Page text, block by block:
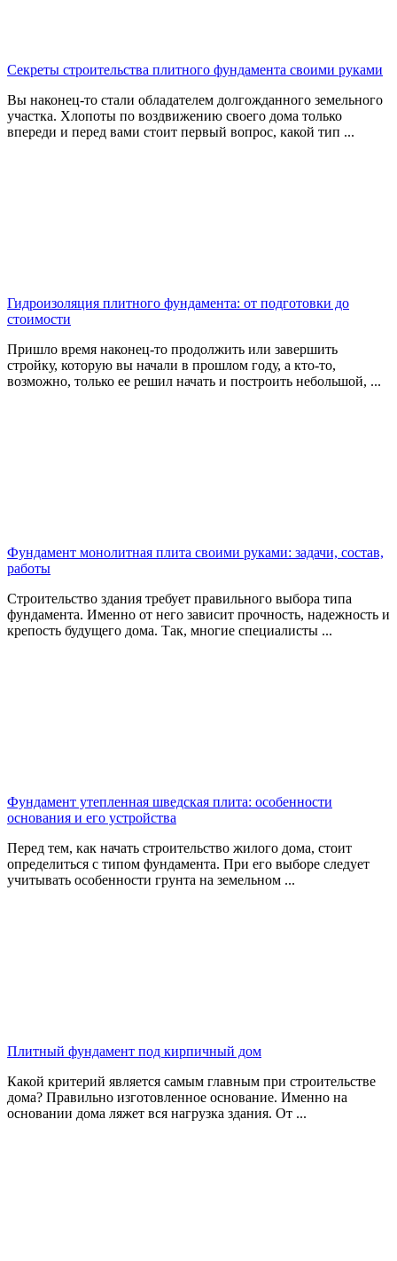
Секреты строительства плитного фундамента своими руками
Вы наконец-то стали обладателем долгожданного земельного
участка. Хлопоты по воздвижению своего дома только
впереди и перед вами стоит первый вопрос, какой тип ...
Гидроизоляция плитного фундамента: от подготовки до
стоимости
Пришло время наконец-то продолжить или завершить
стройку, которую вы начали в прошлом году, а кто-то,
возможно, только ее решил начать и построить небольшой, ...
Фундамент монолитная плита своими руками: задачи, состав,
работы
Строительство здания требует правильного выбора типа
фундамента. Именно от него зависит прочность, надежность и
крепость будущего дома. Так, многие специалисты ...
Фундамент утепленная шведская плита: особенности
основания и его устройства
Перед тем, как начать строительство жилого дома, стоит
определиться с типом фундамента. При его выборе следует
учитывать особенности грунта на земельном ...
Плитный фундамент под кирпичный дом
Какой критерий является самым главным при строительстве
дома? Правильно изготовленное основание. Именно на
основании дома ляжет вся нагрузка здания. От ...